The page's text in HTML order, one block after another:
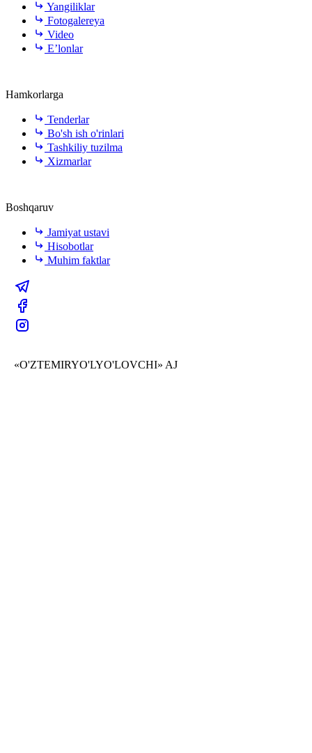
Yangiliklar
Fotogalereya
Video
E’lonlar
Hamkorlarga
Tenderlar
Bo'sh ish o'rinlari
Tashkiliy tuzilma
Xizmarlar
Boshqaruv
Jamiyat ustavi
Hisobotlar
Muhim faktlar
«O'ZTEMIRYO'LYO'LOVCHI» AJ